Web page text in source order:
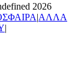
2026
|ΑΛΛΑ
|